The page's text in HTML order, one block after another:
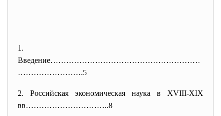
1.
Введение…………………………………………………
…………………….5
2. Российская экономическая наука в XVIII-XIX
вв…………………………..8